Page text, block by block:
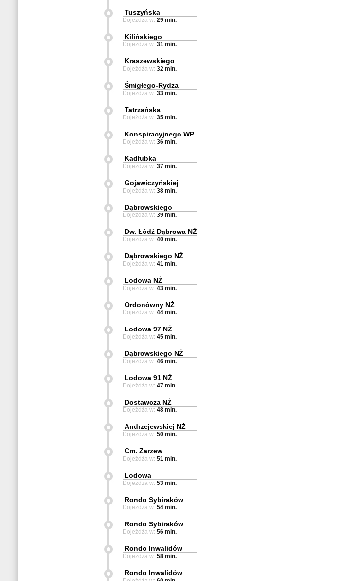
Tuszyńska
Dojeżdża w: 29 min.
Kilińskiego
Dojeżdża w: 31 min.
Kraszewskiego
Dojeżdża w: 32 min.
Śmigłego-Rydza
Dojeżdża w: 33 min.
Tatrzańska
Dojeżdża w: 35 min.
Konspiracyjnego WP
Dojeżdża w: 36 min.
Kadłubka
Dojeżdża w: 37 min.
Gojawiczyńskiej
Dojeżdża w: 38 min.
Dąbrowskiego
Dojeżdża w: 39 min.
Dw. Łódź Dąbrowa NŻ
Dojeżdża w: 40 min.
Dąbrowskiego NŻ
Dojeżdża w: 41 min.
Lodowa NŻ
Dojeżdża w: 43 min.
Ordonówny NŻ
Dojeżdża w: 44 min.
Lodowa 97 NŻ
Dojeżdża w: 45 min.
Dąbrowskiego NŻ
Dojeżdża w: 46 min.
Lodowa 91 NŻ
Dojeżdża w: 47 min.
Dostawcza NŻ
Dojeżdża w: 48 min.
Andrzejewskiej NŻ
Dojeżdża w: 50 min.
Cm. Zarzew
Dojeżdża w: 51 min.
Lodowa
Dojeżdża w: 53 min.
Rondo Sybiraków
Dojeżdża w: 54 min.
Rondo Sybiraków
Dojeżdża w: 56 min.
Rondo Inwalidów
Dojeżdża w: 58 min.
Rondo Inwalidów